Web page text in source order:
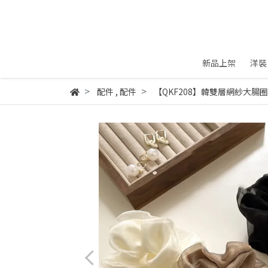
新品上架 洋裝
配件 , 配件 【QKF208】韓雙層網紗大腸